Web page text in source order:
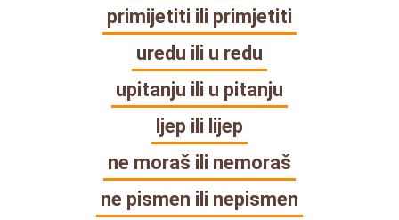
primijetiti ili primjetiti
uredu ili u redu
upitanju ili u pitanju
ljep ili lijep
ne moraš ili nemoraš
ne pismen ili nepismen